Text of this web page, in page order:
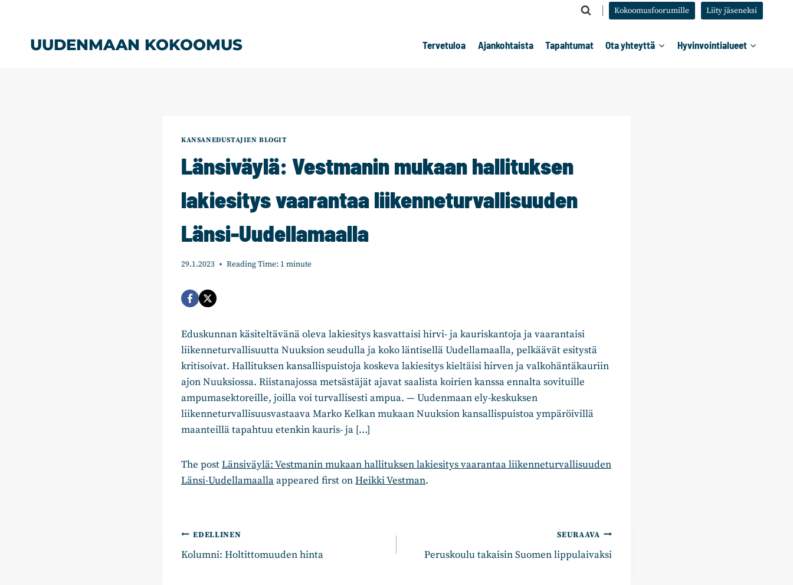
Kokoomusfoorumille Liity jäseneksi
UUDENMAAN KOKOOMUS Tervetuloa Ajankohtaista Tapahtumat Ota yhteyttä Hyvinvointialueet
KANSANEDUSTAJIEN BLOGIT
Länsiväylä: Vestmanin mukaan hallituksen
lakiesitys vaarantaa liikenneturvallisuuden
Länsi-Uudellamaalla
29.1.2023 Reading Time: 1 minute
Eduskunnan käsiteltävänä oleva lakiesitys kasvattaisi hirvi- ja kauriskantoja ja vaarantaisi
liikenneturvallisuutta Nuuksion seudulla ja koko läntisellä Uudellamaalla, pelkäävät esitystä
kritisoivat. Hallituksen kansallispuistoja koskeva lakiesitys kieltäisi hirven ja valkohäntäkauriin
ajon Nuuksiossa. Riistanajossa metsästäjät ajavat saalista koirien kanssa ennalta sovituille
ampumasektoreille, joilla voi turvallisesti ampua. — Uudenmaan ely-keskuksen
liikenneturvallisuusvastaava Marko Kelkan mukaan Nuuksion kansallispuistoa ympäröivillä
maanteillä tapahtuu etenkin kauris- ja […]
The postLänsiväylä: Vestmanin mukaan hallituksen lakiesitys vaarantaa liikenneturvallisuuden
Länsi-Uudellamaallaappeared first onHeikki Vestman.
Artikkelien
selaus
EDELLINEN
Kolumni: Holtittomuuden hinta
SEURAAVA
Peruskoulu takaisin Suomen lippulaivaksi